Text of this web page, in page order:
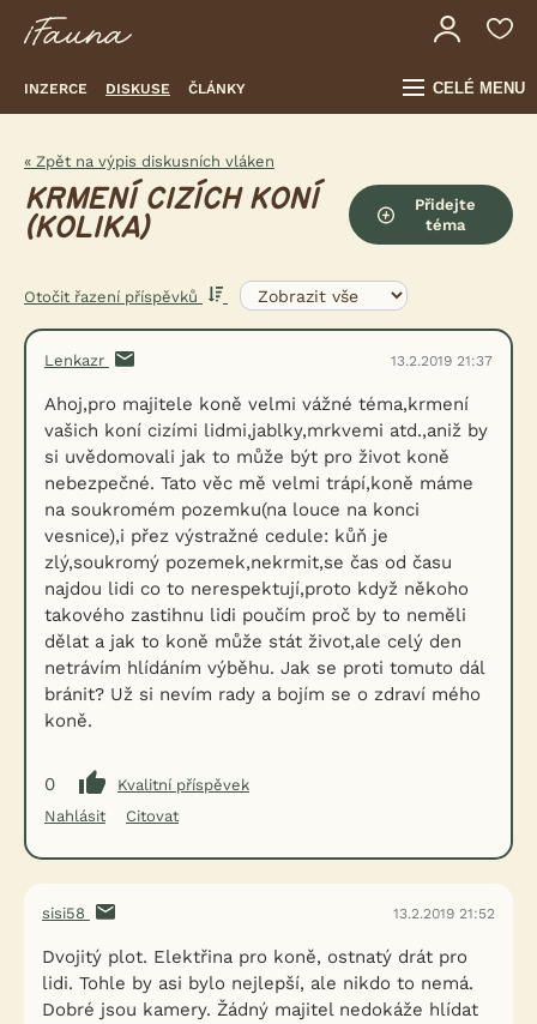
INZERCE DISKUSE ČLÁNKY CELÉ MENU
« Zpět na výpis diskusních vláken
KRMENÍ CIZÍCH KONÍ
(KOLIKA)
Přidejte
téma
Otočit řazení příspěvků
Lenkazr 13.2.2019 21:37
Ahoj,pro majitele koně velmi vážné téma,krmení
vašich koní cizími lidmi,jablky,mrkvemi atd.,aniž by
si uvědomovali jak to může být pro život koně
nebezpečné. Tato věc mě velmi trápí,koně máme
na soukromém pozemku(na louce na konci
vesnice),i přez výstražné cedule: kůň je
zlý,soukromý pozemek,nekrmit,se čas od času
najdou lidi co to nerespektují,proto když někoho
takového zastihnu lidi poučím proč by to neměli
dělat a jak to koně může stát život,ale celý den
netrávím hlídáním výběhu. Jak se proti tomuto dál
bránit? Už si nevím rady a bojím se o zdraví mého
koně.
0
Kvalitní příspěvek
Nahlásit
Citovat
sisi58 13.2.2019 21:52
Dvojitý plot. Elektřina pro koně, ostnatý drát pro
lidi. Tohle by asi bylo nejlepší, ale nikdo to nemá.
Dobré jsou kamery. Žádný majitel nedokáže hlídat